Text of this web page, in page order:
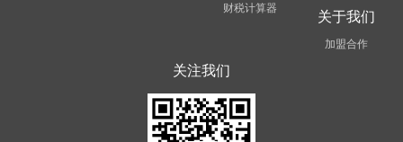
财税计算器
关于我们
加盟合作
关注我们